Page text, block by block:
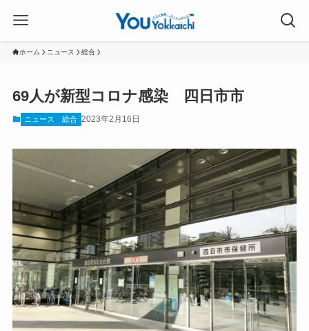
ホーム ニュース 総合
69人が新型コロナ感染 四日市市
ニュース 総合 2023年2月16日